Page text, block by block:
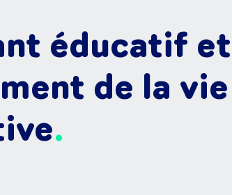
éducatif et
de la vie